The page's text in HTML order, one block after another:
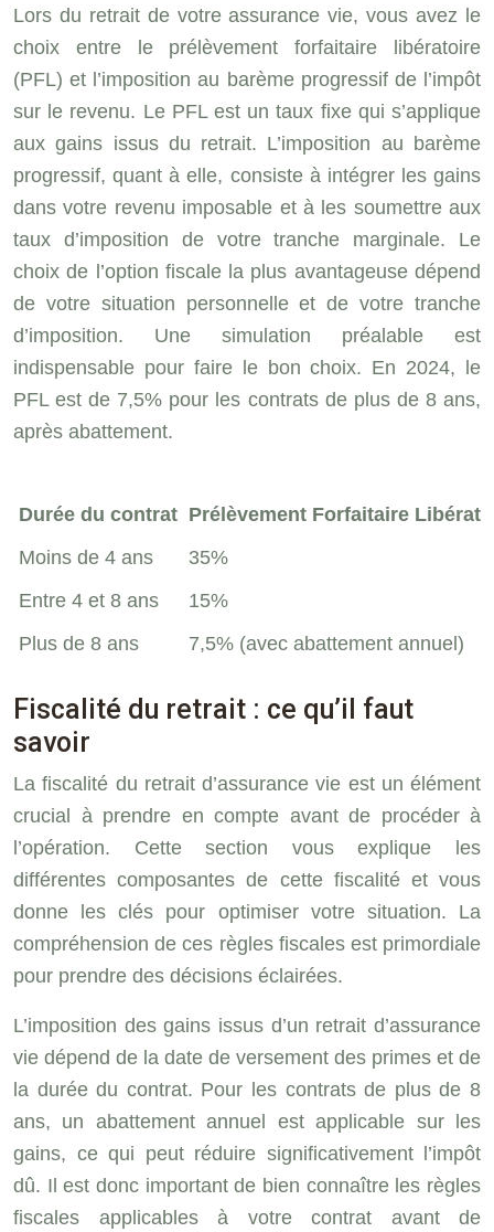
Lors du retrait de votre assurance vie, vous avez le
choix entre le prélèvement forfaitaire libératoire
(PFL) et l’imposition au barème progressif de l’impôt
sur le revenu. Le PFL est un taux fixe qui s’applique
aux gains issus du retrait. L’imposition au barème
progressif, quant à elle, consiste à intégrer les gains
dans votre revenu imposable et à les soumettre aux
taux d’imposition de votre tranche marginale. Le
choix de l’option fiscale la plus avantageuse dépend
de votre situation personnelle et de votre tranche
d’imposition. Une simulation préalable est
indispensable pour faire le bon choix. En 2024, le
PFL est de 7,5% pour les contrats de plus de 8 ans,
après abattement.
Durée du contrat Prélèvement Forfaitaire
Moins de 4 ans
35%
Entre 4 et 8 ans
15%
Plus de 8 ans
7,5% (avec abattement annuel)
Fiscalité du retrait : ce qu’il faut
savoir
La fiscalité du retrait d’assurance vie est un élément
crucial à prendre en compte avant de procéder à
l’opération. Cette section vous explique les
différentes composantes de cette fiscalité et vous
donne les clés pour optimiser votre situation. La
compréhension de ces règles fiscales est primordiale
pour prendre des décisions éclairées.
L’imposition des gains issus d’un retrait d’assurance
vie dépend de la date de versement des primes et de
la durée du contrat. Pour les contrats de plus de 8
ans, un abattement annuel est applicable sur les
gains, ce qui peut réduire significativement l’impôt
dû. Il est donc important de bien connaître les règles
fiscales applicables à votre contrat avant de